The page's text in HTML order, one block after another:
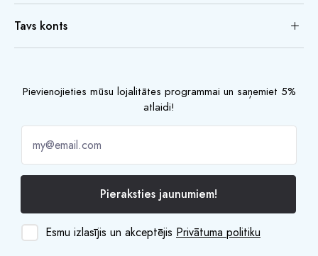
Tavs konts
Pievienojieties mūsu lojalitātes programmai un saņemiet 5%
atlaidi!
Pieraksties jaunumiem!
Esmu izlasījis un akceptējis Privātuma politiku